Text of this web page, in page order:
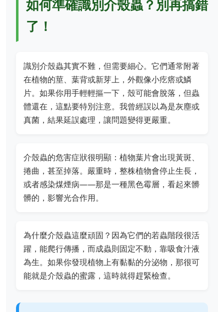
如何準確識別介殼蟲？別再搞錯
了！
識別介殼蟲其實不難，但需要細心。它們通常附著
在植物的莖、葉背或新芽上，外觀像小疙瘩或鱗
片。如果你用手輕輕摳一下，殼可能會脫落，但蟲
體還在，這點要特別注意。我曾經誤以為是灰塵或
真菌，結果延誤處理，讓問題變得更嚴重。
介殼蟲的危害症狀很明顯：植物葉片會出現黃斑、
捲曲，甚至掉落。嚴重時，整株植物會停止生長，
或者感染煤煙病——那是一種黑色霉層，看起來髒
髒的，影響光合作用。
為什麼介殼蟲這麼頑固？因為它們的若蟲階段很活
躍，能爬行傳播，而成蟲則固定不動，靠吸食汁液
為生。如果你發現植物上有黏黏的分泌物，那很可
能就是介殼蟲的蜜露，這時就得趕緊檢查。